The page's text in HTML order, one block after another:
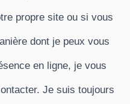
propre site ou si vous
dont je peux vous
en ligne, je vous
Je suis toujours